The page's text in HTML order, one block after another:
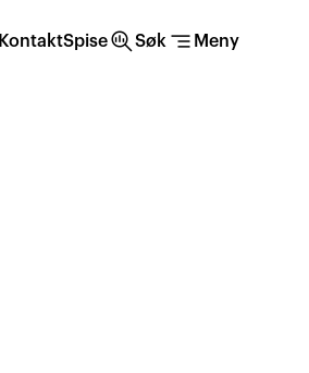
KontaktSpisesearch_insightsSøk segment Meny